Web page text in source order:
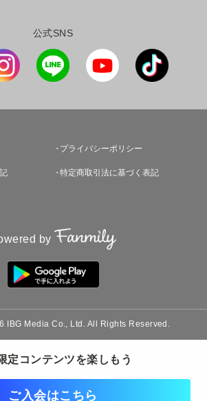
定コンテンツを楽しもう
ご入会はこちら
公式SNS
プライバシーポリシー
特定商取引法に基づく表記
by
IBG Media Co., Ltd. All Rights Reserved.